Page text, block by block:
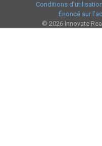
Conditions d’utilisation
Énoncé sur
© 2026 Innovate